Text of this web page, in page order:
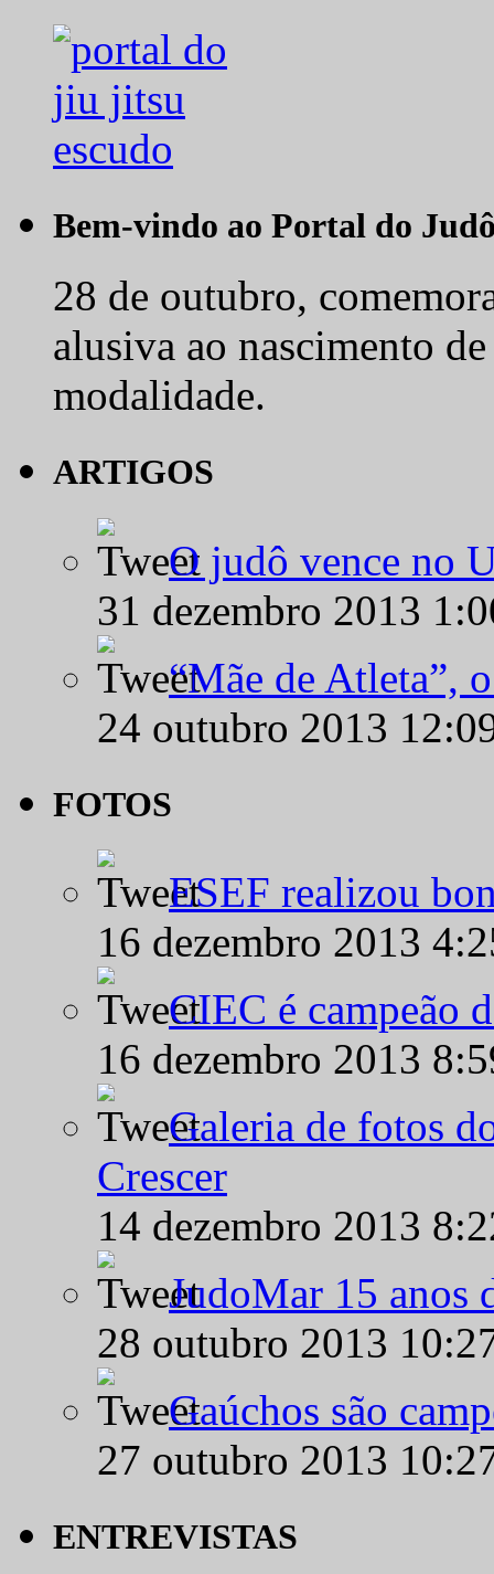
Bem-vindo ao Portal do
28 de outubro,
alusiva ao nascimento
modalidade.
ARTIGOS
O judô vence no
31 dezembro 2013
“Mãe de Atleta”,
24 outubro 2013
FOTOS
ESEF realizou
16 dezembro 2013
CIEC é campeão
16 dezembro 2013
Galeria de fotos
Crescer
14 dezembro 2013
JudoMar 15 anos
28 outubro 2013
Gaúchos são
27 outubro 2013
ENTREVISTAS